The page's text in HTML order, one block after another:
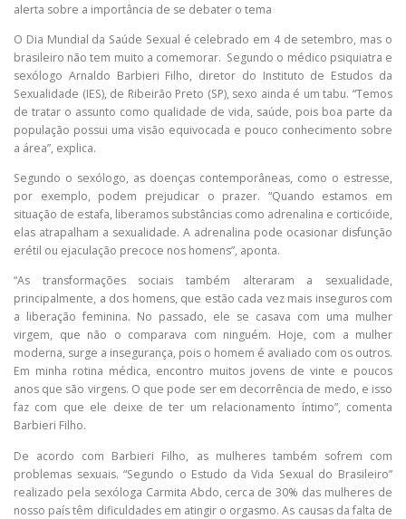
alerta sobre a importância de se debater o tema
O Dia Mundial da Saúde Sexual é celebrado em 4 de setembro, mas o
brasileiro não tem muito a comemorar. Segundo o médico psiquiatra e
sexólogo Arnaldo Barbieri Filho, diretor do Instituto de Estudos da
Sexualidade (IES), de Ribeirão Preto (SP), sexo ainda é um tabu. “Temos
de tratar o assunto como qualidade de vida, saúde, pois boa parte da
população possui uma visão equivocada e pouco conhecimento sobre
a área”, explica.
Segundo o sexólogo, as doenças contemporâneas, como o estresse,
por exemplo, podem prejudicar o prazer. “Quando estamos em
situação de estafa, liberamos substâncias como adrenalina e corticóide,
elas atrapalham a sexualidade. A adrenalina pode ocasionar disfunção
erétil ou ejaculação precoce nos homens”, aponta.
“As transformações sociais também alteraram a sexualidade,
principalmente, a dos homens, que estão cada vez mais inseguros com
a liberação feminina. No passado, ele se casava com uma mulher
virgem, que não o comparava com ninguém. Hoje, com a mulher
moderna, surge a insegurança, pois o homem é avaliado com os outros.
Em minha rotina médica, encontro muitos jovens de vinte e poucos
anos que são virgens. O que pode ser em decorrência de medo, e isso
faz com que ele deixe de ter um relacionamento íntimo”, comenta
Barbieri Filho.
De acordo com Barbieri Filho, as mulheres também sofrem com
problemas sexuais. “Segundo o Estudo da Vida Sexual do Brasileiro”
realizado pela sexóloga Carmita Abdo, cerca de 30% das mulheres de
nosso país têm dificuldades em atingir o orgasmo. As causas da falta de